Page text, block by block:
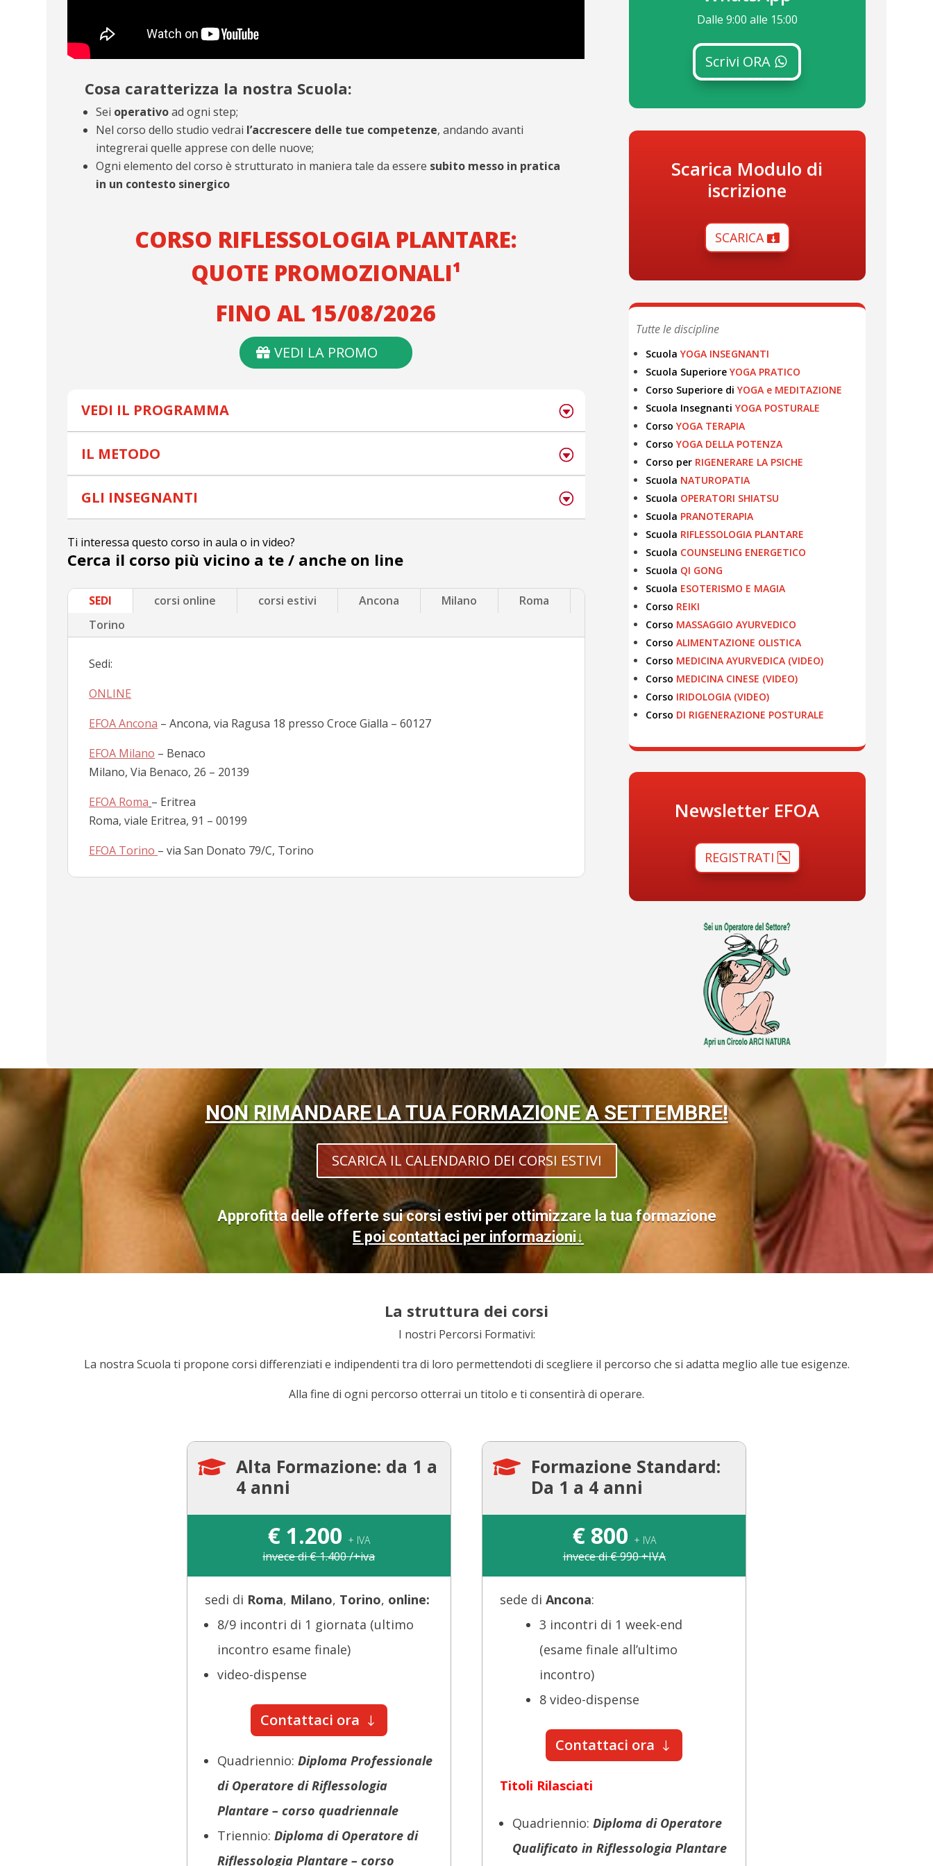
Cosa caratterizza la nostra Scuola:
Sei operativoad ogni step;
Nel corso dello studio vedrai l’accrescere delle tue competenze, andando avanti
integrerai quelle apprese con delle nuove;
Ogni elemento del corso è strutturato in maniera tale da essere subito messo in pratica
in un contesto sinergico
CORSO RIFLESSOLOGIA PLANTARE:
QUOTE PROMOZIONALI¹
FINO AL 15/08/2026
VEDI LA PROMO
VEDI IL PROGRAMMA
IL METODO
GLI INSEGNANTI
Ti interessa questo corso in aula o in video?
Cerca il corso più vicino a te / anche on line
SEDI corsi online corsi estivi Ancona Milano
Roma
Torino
Sedi:
ONLINE
EFOA Ancona – Ancona, via Ragusa 18 presso Croce Gialla – 60127
EFOA Milano – Benaco
Milano, Via Benaco, 26 – 20139
EFOA Roma – Eritrea
Roma, viale Eritrea, 91 – 00199
EFOA Torino – via San Donato 79/C, Torino
Dalle 9:00 alle 15:00
Scrivi ORA
Scarica Modulo di
iscrizione
SCARICA
Tutte le discipline
Scuola YOGA INSEGNANTI
Scuola Superiore YOGA PRATICO
Corso Superiore di YOGA e MEDITAZIONE
Scuola Insegnanti YOGA POSTURALE
Corso YOGA TERAPIA
Corso YOGA DELLA POTENZA
Corso perRIGENERARE LA PSICHE
Scuola NATUROPATIA
Scuola OPERATORI SHIATSU
Scuola PRANOTERAPIA
Scuola RIFLESSOLOGIA PLANTARE
Scuola COUNSELING ENERGETICO
Scuola QI GONG
Scuola ESOTERISMO E MAGIA
Corso REIKI
Corso MASSAGGIO AYURVEDICO
Corso ALIMENTAZIONE OLISTICA
Corso MEDICINA AYURVEDICA (VIDEO)
Corso MEDICINA CINESE (VIDEO)
Corso IRIDOLOGIA (VIDEO)
Corso DI RIGENERAZIONE POSTURALE
Newsletter EFOA
REGISTRATI
NON RIMANDARE LA TUA FORMAZIONE A SETTEMBRE!
SCARICA IL CALENDARIO DEI CORSI ESTIVI
Approfitta delle offerte sui corsi estivi per ottimizzare la tua formazione
E poi contattaci per informazioni↓
La struttura dei corsi
I nostri Percorsi Formativi:
La nostra Scuola ti propone corsi differenziati e indipendenti tra di loro permettendoti di scegliere il percorso che si adatta meglio alle tue esigenze.
Alla fine di ogni percorso otterrai un titolo e ti consentirà di operare.
 Alta Formazione: da 1 a
4 anni
€1.200 + IVA
invece di € 1.400 /+iva
sedi di Roma, Milano, Torino, online:
8/9 incontri di 1 giornata (ultimo
incontro esame finale)
video-dispense
Contattaci ora
Quadriennio: Diploma Professionale
di Operatore di Riflessologia
Plantare – corso quadriennale
Triennio: Diploma di Operatore di
Riflessologia Plantare – corso
 Formazione Standard:
Da 1 a 4 anni
€800 + IVA
invece di € 990 +IVA
sede diAncona:
3 incontri di 1 week-end
(esame finale all’ultimo
incontro)
8 video-dispense
Contattaci ora
Titoli Rilasciati
Quadriennio: Diploma di Operatore
Qualificato in Riflessologia Plantare